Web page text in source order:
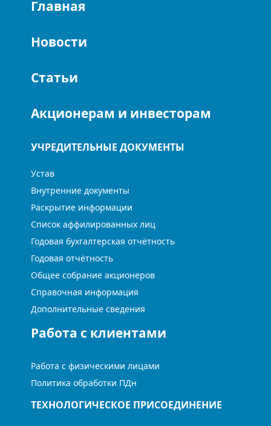
Главная
Новости
Статьи
Акционерам и инвесторам
УЧРЕДИТЕЛЬНЫЕ ДОКУМЕНТЫ
Устав
Внутренние документы
Раскрытие информации
Список аффилированных лиц
Годовая бухгалтерская отчётность
Годовая отчётность
Общее собрание акционеров
Справочная информация
Дополнительные сведения
Работа с клиентами
Работа с физическими лицами
Политика обработки ПДн
ТЕХНОЛОГИЧЕСКОЕ ПРИСОЕДИНЕНИЕ